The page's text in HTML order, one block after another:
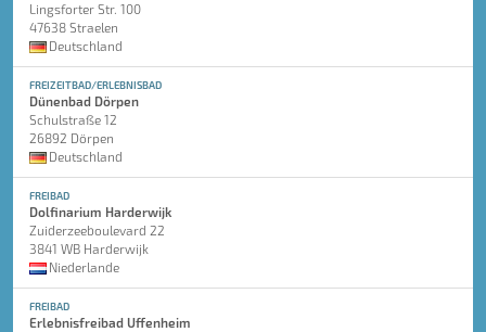
Lingsforter Str. 100
47638 Straelen
Deutschland
FREIZEITBAD/ERLEBNISBAD
Dünenbad Dörpen
Schulstraße 12
26892 Dörpen
Deutschland
FREIBAD
Dolfinarium Harderwijk
Zuiderzeeboulevard 22
3841 WB Harderwijk
Niederlande
FREIBAD
Erlebnisfreibad Uffenheim